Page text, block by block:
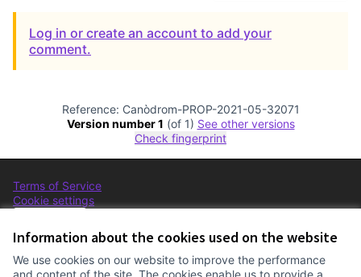
Information about the cookies used on the website
We use cookies on our website to improve the performance
and content of the site. The cookies enable us to provide a
Log in or create an account to add your
comment.
Reference: Canòdrom-PROP-2021-05-32071
Version number 1 (of 1)
see other versions
Check fingerprint
Terms of Service
Cookie settings